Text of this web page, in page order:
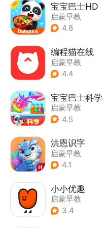
宝宝巴士HD
启蒙早教
| 儿童益智游戏
4.8
编程猫在线
启蒙早教
4.4
宝宝巴士科学
启蒙早教
4.5
洪恩识字
启蒙早教
4.1
小小优趣
启蒙早教
3.4